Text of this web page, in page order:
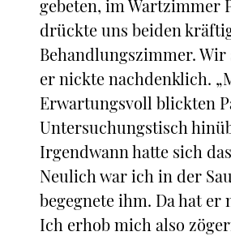
gebeten, im Wartzimmer
drückte uns beiden
Behandlungszimmer.
er nickte nachdenklich.
Erwartungsvoll blickten
Untersuchungstisch
Irgendwann hatte sich
Neulich war ich in der
begegnete ihm. Da hat er
Ich erhob mich also